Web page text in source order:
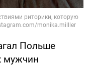
Польше
мужчин